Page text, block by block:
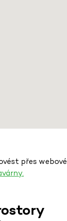
přes webové